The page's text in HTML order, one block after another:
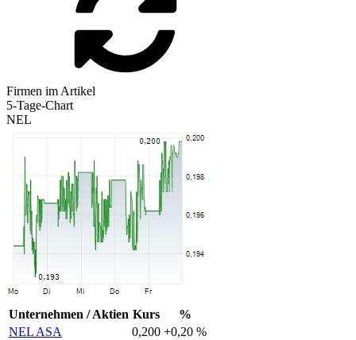
Firmen im Artikel
5-Tage-Chart
NEL
Unternehmen / Aktien Kurs
%
NEL ASA
0,200 +0,20 %